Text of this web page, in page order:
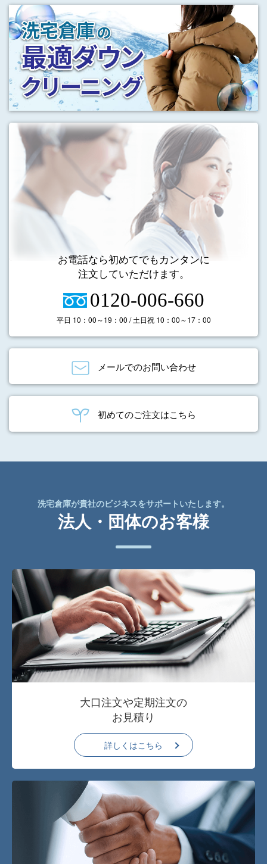
お電話なら初めてでもカンタンに
注文していただけます。
0120-006-660
平日 10：00～19：00 / 土日祝 10：00～17：00
メールでのお問い合わせ
初めてのご注文はこちら
洗宅倉庫が貴社のビジネスをサポートいたします。
法人・団体のお客様
大口注文や定期注文の
お見積り
詳しくはこちら